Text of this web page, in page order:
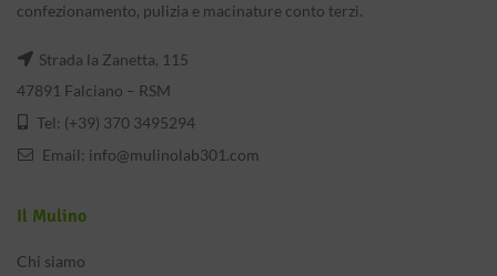
confezionamento, pulizia e macinature conto terzi.
Strada la Zanetta, 115
47891 Falciano – RSM
Tel: (+39) 370 3495294
Email: info@mulinolab301.com
Il Mulino
Chi siamo